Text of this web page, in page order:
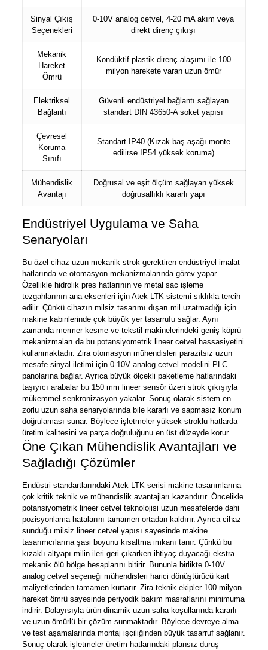
Sinyal Çıkış
Seçenekleri
0-10V analog cetvel , 4-20 mA akım veya
direkt direnç çıkışı
Mekanik
Hareket
Ömrü
Kondüktif plastik direnç alaşımı ile 100
milyon harekete varan uzun ömür
Elektriksel
Bağlantı
Güvenli endüstriyel bağlantı sağlayan
standart DIN 43650-A soket yapısı
Çevresel
Koruma
Sınıfı
Standart IP40 (Kızak baş aşağı monte
edilirse IP54 yüksek koruma)
Mühendislik
Avantajı
Doğrusal ve eşit ölçüm sağlayan yüksek
doğrusallıklı kararlı yapı
Endüstriyel Uygulama ve Saha
Senaryoları
Bu özel cihaz uzun mekanik strok gerektiren endüstriyel imalat
hatlarında ve otomasyon mekanizmalarında görev yapar.
Özellikle hidrolik pres hatlarının ve metal sac işleme
tezgahlarının ana eksenleri için Atek LTKsistemi sıklıkla tercih
edilir. Çünkü cihazın milsiz tasarımı dışarı mil uzatmadığı için
makine kabinlerinde çok büyük yer tasarrufu sağlar. Aynı
zamanda mermer kesme ve tekstil makinelerindeki geniş köprü
mekanizmaları da bu potansiyometrik lineer cetvel hassasiyetini
kullanmaktadır. Zira otomasyon mühendisleri parazitsiz uzun
mesafe sinyal iletimi için 0-10V analog cetvel modelini PLC
panolarına bağlar. Ayrıca büyük ölçekli paketleme hatlarındaki
taşıyıcı arabalar bu 150 mm lineer sensörüzeri strok çıkışıyla
mükemmel senkronizasyon yakalar. Sonuç olarak sistem en
zorlu uzun saha senaryolarında bile kararlı ve sapmasız konum
doğrulaması sunar. Böylece işletmeler yüksek stroklu hatlarda
üretim kalitesini ve parça doğruluğunu en üst düzeyde korur.
Öne Çıkan Mühendislik Avantajları ve
Sağladığı Çözümler
Endüstri standartlarındaki Atek LTKserisi makine tasarımlarına
çok kritik teknik ve mühendislik avantajları kazandırır. Öncelikle
potansiyometrik lineer cetvel teknolojisi uzun mesafelerde dahi
pozisyonlama hatalarını tamamen ortadan kaldırır. Ayrıca cihaz
sunduğu milsiz lineer cetvel yapısı sayesinde makine
tasarımcılarına şasi boyunu kısaltma imkanı tanır. Çünkü bu
kızaklı altyapı milin ileri geri çıkarken ihtiyaç duyacağı ekstra
mekanik ölü bölge hesaplarını bitirir. Bununla birlikte 0-10V
analog cetvel seçeneği mühendisleri harici dönüştürücü kart
maliyetlerinden tamamen kurtarır. Zira teknik ekipler 100 milyon
hareket ömrü sayesinde periyodik bakım masraflarını minimuma
indirir. Dolayısıyla ürün dinamik uzun saha koşullarında kararlı
ve uzun ömürlü bir çözüm sunmaktadır. Böylece devreye alma
ve test aşamalarında montaj işçiliğinden büyük tasarruf sağlanır.
Sonuç olarak işletmeler üretim hatlarındaki plansız duruş